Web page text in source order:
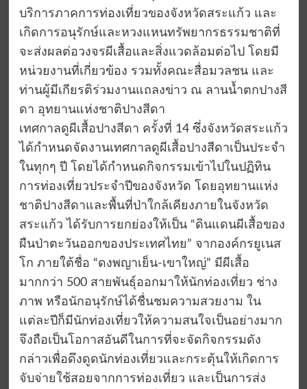
บริการภาคการท่องเที่ยวของจังหวัดสระแก้ว และ
เกิดการอนุรักษ์และหวงแหนทรัพยากรธรรมชาติที่
จะส่งผลต่อวงจรผีเสื้อและสิ่งแวดล้อมต่อไป โดยมี
หน่วยงานที่เกี่ยวข้อง รวมทั้งคณะสื่อมวลชน และ
ท่านผู้มีเกียรติร่วมงานแถลงข่าว ณ ลานน้ำตกปางสี
ดา อุทยานแห่งชาติปางสีดา
เทศกาลดูผีเสื้อปางสีดา ครั้งที่ 14 ซึ่งจังหวัดสระแก้ว
ได้กำหนดจัดงานเทศกาลดูผีเสื้อปางสีดาเป็นประจำ
ในทุกๆ ปี โดยได้กำหนดกิจกรรมเข้าไปในปฏิทิน
การท่องเที่ยวประจำปีของจังหวัด โดยอุทยานแห่ง
ชาติปางสีดาและพื้นที่ป่าใกล้เคียงภายในจังหวัด
สระแก้ว ได้รับการยกย่องให้เป็น “ดินแดนผีเสื้อของ
ผืนป่าตะวันออกของประเทศไทย” จากองค์กรยูเนส
โก ภายใต้ชื่อ “ดงพญาเย็น-เขาใหญ่” มีผีเสื้อ
มากกว่า 500 สายพันธุ์ออกมาให้นักท่องเที่ยว ช่าง
ภาพ หรือนักอนุรักษ์ได้ชื่นชมความสวยงาม ใน
แต่ละปีก็มีนักท่องเที่ยวให้ความสนใจเป็นอย่างมาก
จึงถือเป็นโอกาสอันดีในการที่จะจัดกิจกรรมดัง
กล่าวเพื่อดึงดูดนักท่องเที่ยวและกระตุ้นให้เกิดการ
จับจ่ายใช้สอยจากการท่องเที่ยว และเป็นการส่ง